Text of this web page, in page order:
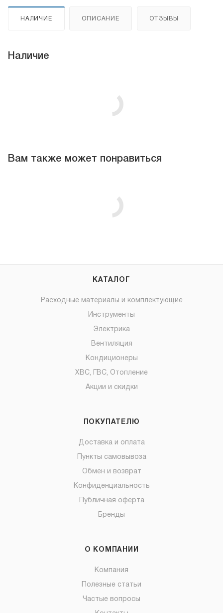
НАЛИЧИЕ ОПИСАНИЕ ОТЗЫВЫ
Наличие
Вам также может понравиться
КАТАЛОГ
Расходные материалы и комплектующие
Инструменты
Электрика
Вентиляция
Кондиционеры
ХВС, ГВС, Отопление
Акции и скидки
ПОКУПАТЕЛЮ
Доставка и оплата
Пункты самовывоза
Обмен и возврат
Конфиденциальность
Публичная оферта
Бренды
О КОМПАНИИ
Компания
Полезные статьи
Частые вопросы